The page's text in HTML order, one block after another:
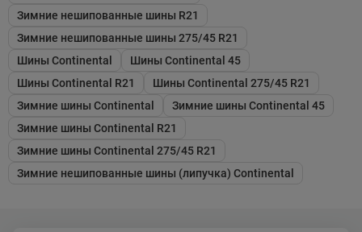
Зимние нешипованные шины R21
Зимние нешипованные шины 275/45 R21
Шины Continental
Шины Continental 45
Шины Continental R21
Шины Continental 275/45 R21
Зимние шины Continental
Зимние шины Continental 45
Зимние шины Continental R21
Зимние шины Continental 275/45 R21
Зимние нешипованные шины (липучка) Continental